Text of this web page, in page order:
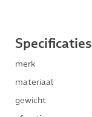
Specificaties
merk
materiaal
gewicht